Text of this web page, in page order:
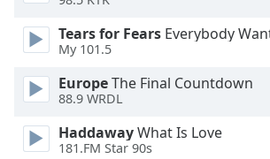
Caption
Area
Background
Tears for Fears Everybody Wants
My 101.5
EuropeThe Final Countdown
88.9 WRDL
HaddawayWhat Is Love
181.FM Star 90s